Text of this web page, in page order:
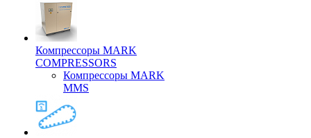
Компрессоры MARK
COMPRESSORS
Компрессоры MARK
MMS